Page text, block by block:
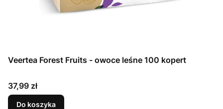
Veertea Forest Fruits - owoce leśne 100 kopert
Cena
37,99 zł
Do koszyka